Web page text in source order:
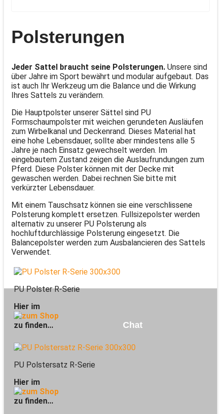
Polsterungen
Jeder Sattel braucht seine Polsterungen. Unsere sind
über Jahre im Sport bewährt und modular aufgebaut. Das
ist auch Ihr Werkzeug um die Balance und die Wirkung
Ihres Sattels zu verändern.
Die Hauptpolster unserer Sättel sind PU
Formschaumpolster mit weichen gerundeten Ausläufen
zum Wirbelkanal und Deckenrand. Dieses Material hat
eine hohe Lebensdauer, sollte aber mindestens alle 5
Jahre je nach Einsatz gewechselt werden. Im
eingebautem Zustand zeigen die Auslaufrundungen zum
Pferd. Diese Polster können mit der Decke mit
gewaschen werden. Dabei rechnen Sie bitte mit
verkürzter Lebensdauer.
Mit einem Tauschsatz können sie eine verschlissene
Polsterung komplett ersetzen. Fullsizepolster werden
alternativ zu unserer PU Polsterung als
hochluftdurchlässige Polsterung eingesetzt. Die
Balancepolster werden zum Ausbalancieren des Sattels
Verwendet.
PU Polster R-Serie
Hier im
zu finden...
PU Polstersatz R-Serie
Hier im
zu finden...
Chat